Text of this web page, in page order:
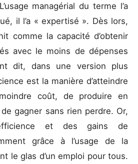
managérial du terme l’a
il l’a « expertisé ». Dès lors,
comme la capacité d’obtenir
avec le moins de dépenses
dit, dans une version plus
est la manière d’atteindre
coût, de produire en
gagner sans rien perdre. Or,
et des gains de
grâce à l’usage de la
le glas d’un emploi pour tous.